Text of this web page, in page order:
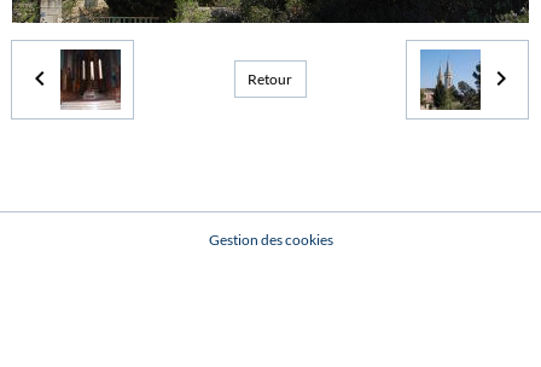
Retour
Gestion des cookies